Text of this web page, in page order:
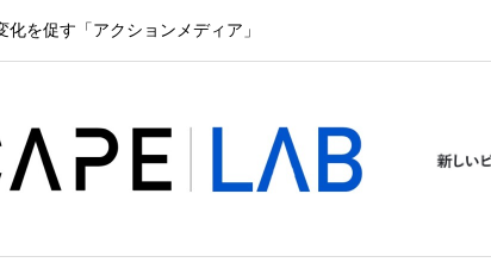
を促す「アクションメディア」